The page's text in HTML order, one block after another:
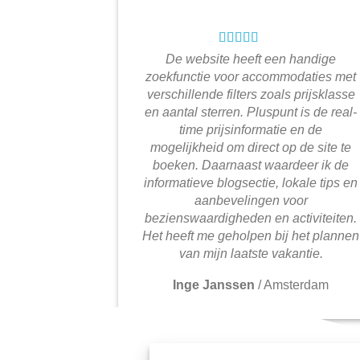
De website heeft een handige
zoekfunctie voor accommodaties met
verschillende filters zoals prijsklasse
en aantal sterren. Pluspunt is de real-
time prijsinformatie en de
mogelijkheid om direct op de site te
boeken. Daarnaast waardeer ik de
informatieve blogsectie, lokale tips en
aanbevelingen voor
bezienswaardigheden en activiteiten.
Het heeft me geholpen bij het plannen
van mijn laatste vakantie.
Inge Janssen /Amsterdam